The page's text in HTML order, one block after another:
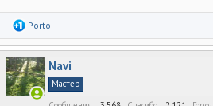
Р
а
к
ц
и
и
Porto
Navi
Мастер